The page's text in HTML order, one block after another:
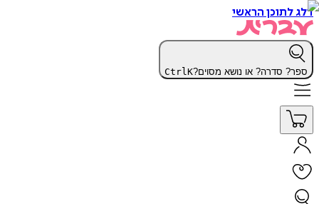
דלג לתוכן הראשי
ספר? סדרה? או נושא מסוים? CtrlK